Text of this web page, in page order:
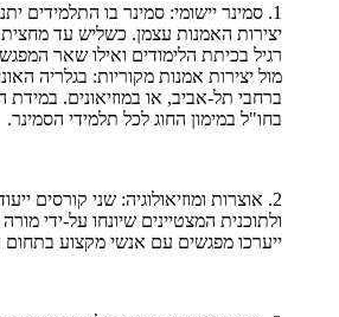
1. סמינר יישומי: סמינר בו התלמידים
יצירות האמנות עצמן. כשליש עד מחצית
רגיל בכיתת הלימודים ואילו שאר
מול יצירות אמנות מקוריות: בגלריה
ברחבי תל-אביב, או במוזיאונים.
בחו"ל במימון החוג לכל תלמידי הסמינר.
2. אוצרות ומוזיאולוגיה: שני קורסים
ולתוכנית המצטיינים שיונחו על-ידי
ייערכו מפגשים עם אנשי מקצוע בתחום